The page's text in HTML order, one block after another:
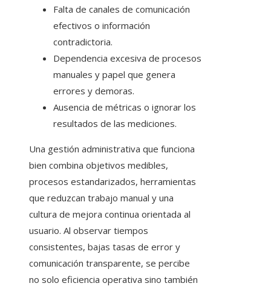
Falta de canales de comunicación
efectivos o información
contradictoria.
Dependencia excesiva de procesos
manuales y papel que genera
errores y demoras.
Ausencia de métricas o ignorar los
resultados de las mediciones.
Una gestión administrativa que funciona
bien combina objetivos medibles,
procesos estandarizados, herramientas
que reduzcan trabajo manual y una
cultura de mejora continua orientada al
usuario. Al observar tiempos
consistentes, bajas tasas de error y
comunicación transparente, se percibe
no solo eficiencia operativa sino también